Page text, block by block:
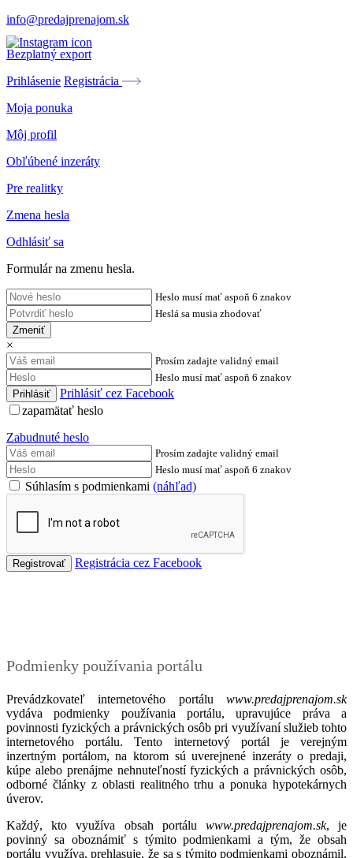
info@predajprenajom.sk
Bezplatný export
Prihlásenie Registrácia
Moja ponuka
Môj profil
Obľúbené inzeráty
Pre realitky
Zmena hesla
Odhlásiť sa
Formulár na zmenu hesla.
Heslo musí mať aspoň 6 znakov
Heslá sa musia zhodovať
Zmeniť
×
Prosím zadajte validný email
Heslo musí mať aspoň 6 znakov
Prihlásiť cez Facebook
zapamätať heslo
Zabudnuté heslo
Prosím zadajte validný email
Heslo musí mať aspoň 6 znakov
Súhlasím s podmienkami (náhľad)
Registrácia cez Facebook
Podmienky používania portálu
Prevádzkovateľ internetového portálu www.predajprenajom.sk
vydáva podmienky používania portálu, upravujúce práva a
povinnosti fyzických a právnických osôb pri využívaní služieb tohto
internetového portálu. Tento internetový portál je verejným
inzertným portálom, na ktorom sú uverejnené inzeráty o predaji,
kúpe alebo prenájme nehnuteľností fyzických a právnických osôb,
odborné články z oblasti realitného trhu a ponuka hypotekárnych
úverov.
Každý, kto využíva obsah portálu www.predajprenajom.sk, je
povinný sa oboznámiť s týmito podmienkami a tým, že obsah
portálu využíva, prehlasuje, že sa s týmito podmienkami oboznámil,